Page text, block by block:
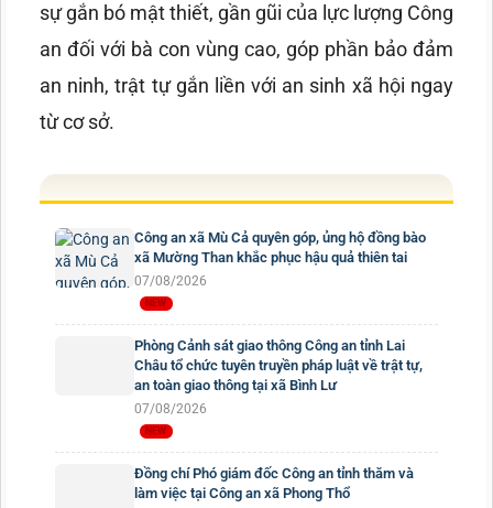
sự gắn bó mật thiết, gần gũi của lực lượng Công
an đối với bà con vùng cao, góp phần bảo đảm
an ninh, trật tự gắn liền với an sinh xã hội ngay
từ cơ sở.
Công an xã Mù Cả quyên góp, ủng hộ đồng bào
xã Mường Than khắc phục hậu quả thiên tai
07/08/2026
Phòng Cảnh sát giao thông Công an tỉnh Lai
Châu tổ chức tuyên truyền pháp luật về trật tự,
an toàn giao thông tại xã Bình Lư
07/08/2026
Đồng chí Phó giám đốc Công an tỉnh thăm và
làm việc tại Công an xã Phong Thổ